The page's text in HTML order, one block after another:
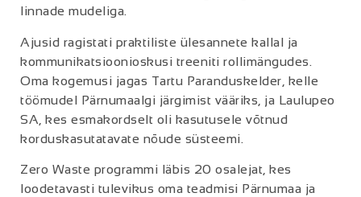
linnade mudeliga.
Ajusid ragistati praktiliste ülesannete kallal ja
kommunikatsioonioskusi treeniti rollimängudes.
Oma kogemusi jagas Tartu Paranduskelder, kelle
töömudel Pärnumaalgi järgimist vääriks, ja Laulupeo
SA, kes esmakordselt oli kasutusele võtnud
korduskasutatavate nõude süsteemi.
Zero Waste programmi läbis 20 osalejat, kes
loodetavasti tulevikus oma teadmisi Pärnumaa ja